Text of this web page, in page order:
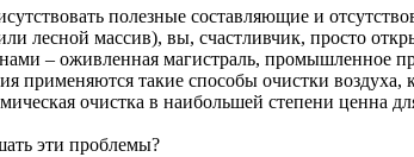
полезные составляющие и
лесной массив), вы, счастливчик, просто
– оживленная магистраль, промышленное
применяются такие способы очистки воздуха,
очистка в наибольшей степени ценна
эти проблемы?